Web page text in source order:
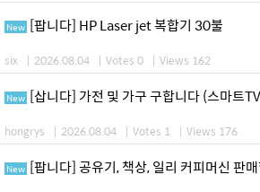
New [팝니다] HP Laser jet 복합기 30불
six | 2026.08.04 | Votes 0 | Views 162
New [삽니다] 가전 및 가구 구합니다 (스마트
hongrys | 2026.08.04 | Votes 1 | Views 176
New [팝니다] 공유기, 책상, 일리 커피머신 판